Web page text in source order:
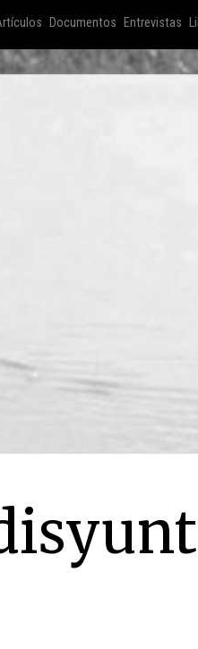
Documentos Entrevistas